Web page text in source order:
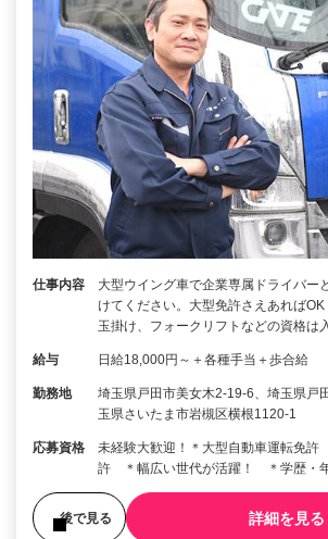
仕事内容
大型ウイング車で企業専属ドライバー
けてください。大型免許さえあれば
玉掛け、フォークリフトなどの資格は
給与 日給18,000円～＋各種手当＋歩合給
勤務地
埼玉県戸田市美女木2-19-6、埼玉県戸
玉県さいたま市岩槻区横根1120-1
応募資格
未経験大歓迎！＊大型自動車運転免
許 ＊幅広い世代が活躍！ ＊学歴・年
後で見る 詳細を見る